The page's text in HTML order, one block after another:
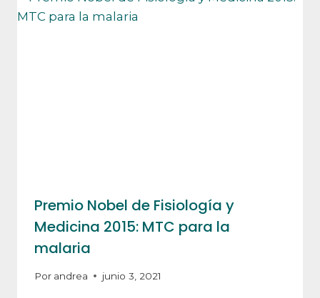
Premio Nobel de Fisiología y
Medicina 2015: MTC para la
malaria
Por andrea junio 3, 2021